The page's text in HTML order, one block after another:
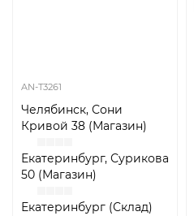
AN-T3261
Челябинск, Сони
Кривой 38 (Магазин)
Екатеринбург, Сурикова
50 (Магазин)
Екатеринбург (Склад)